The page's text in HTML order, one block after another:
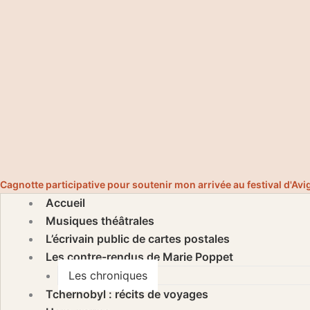
Cagnotte participative pour soutenir mon arrivée au festival
Accueil
Musiques théâtrales
L’écrivain public de cartes postales
Les contre-rendus de Marie Poppet
Les chroniques
Tchernobyl : récits de voyages